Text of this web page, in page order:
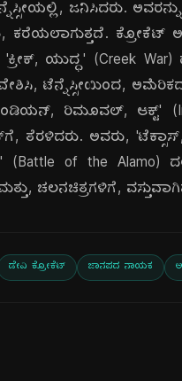
ಜನಿಸಿದರು.
ಕರೆಯಲಾಗುತ್ತದೆ.
ಯುದ್ಧ' (Creek
ಟೆನ್ನೆಸ್ಸೀಯಿಂದ,
ರಿಮೂವಲ್, ಆಕ್ಟ್'
ಅವರು, 'ಟೆಕ್ಸಾಸ್,
of the Alamo)
ಚಲನಚಿತ್ರಗಳಿಗೆ,
ಡೇವಿ ಕ್ರೋಕೆಟ್ ಜಾನಪದ ನಾಯಕ